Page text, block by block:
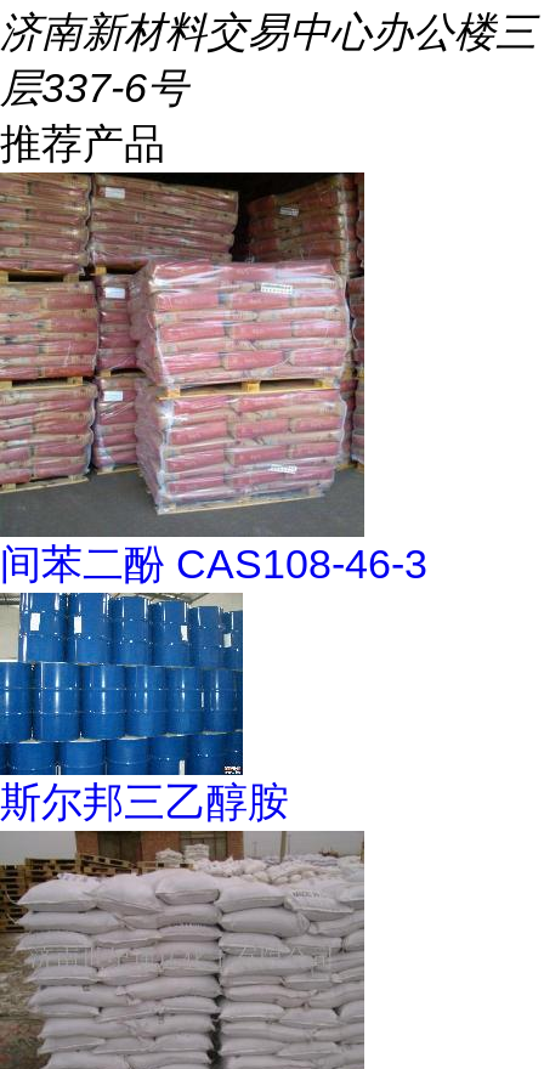
济南新材料交易中心办公楼三
层337-6号
推荐产品
间苯二酚 CAS108-46-3
斯尔邦三乙醇胺